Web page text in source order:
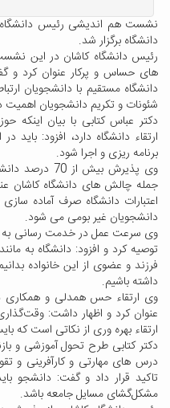
نشست هم اندیشی رئیس دانشگاه
دانشگاه برگزار شد.
رئیس دانشگاه کاشان در این
های حساس و پرکار عنوان کرد و
دانشگاه مستقیم با دانشجویان
شئونات و تکریم دانشجویان اهمیت
دکتر عباس کتابی با بیان اینکه
ارتقاء دانشگاه دارد، افزود: باید
برنامه ریزی و اجرا شود.
وی پذیرش
جمله چالش های دانشگاه کاشان
اعتبارات دانشگاه صرف آماده
دانشجویان غیر بومی می شود.
وی سرعت عمل در خدمت رسانی به
توصیه کرد و افزود: دانشگاه به
فرزند و عضوی از این خانواده
داشته باشیم.
وی ارتقاء حس همدلی و همکاری
عنوان کرد و اظهار داشت:
ارتقاء بهره وری از نکاتی است که
دکتر کتابی طرح تحول آموزشی و
درس های مهارتی و کارآفرینی و
تاکید قرار داد و گفت: دانشجو
مشکل‌گشای مسایل جامعه باشد.